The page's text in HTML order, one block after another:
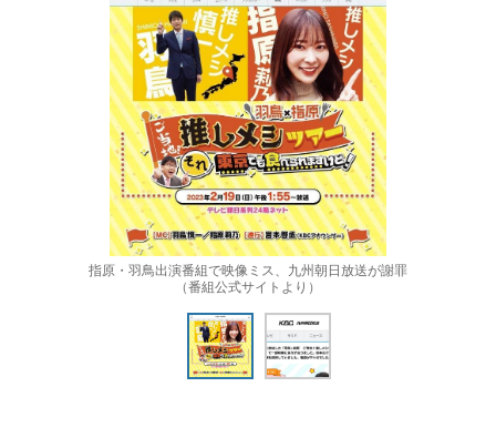
指原・羽鳥出演番組で映像ミス、九州朝日放送が謝罪
（番組公式サイトより）